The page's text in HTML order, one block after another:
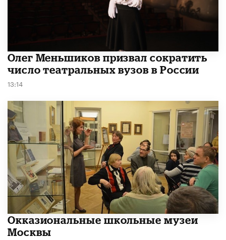
Олег Меньшиков призвал сократить
число театральных вузов в России
13:14
​Окказиональные школьные музеи
Москвы